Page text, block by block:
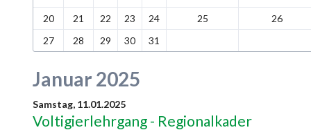
20
21 22 23 24 25
26
27
28 29 30 31
Januar 2025
Samstag, 11.01.2025
Voltigierlehrgang - Regionalkader